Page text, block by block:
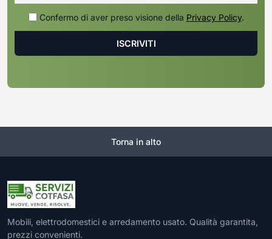
Confermo di aver preso visione della Privacy Policy.
Torna in alto
Mobili, elettrodomestici e arredamento usato. Qualità garantita,
prezzi convenienti.